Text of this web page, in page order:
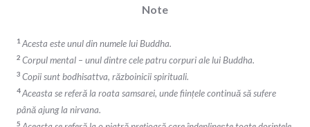
Note
1 Acesta este unul din numele lui Buddha.
2 Corpul mental – unul dintre cele patru corpuri ale lui Buddha.
3 Copii sunt bodhisattva, războinicii spirituali.
4Aceasta se referă la roata samsarei, unde ființele continuă să sufere
până ajung la nirvana.
5